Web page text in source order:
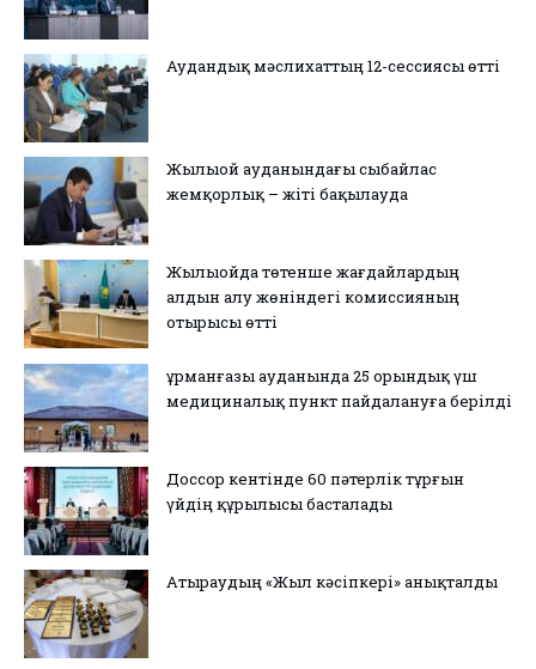
Аудандық мәслихаттың 12-сессиясы өтті
Жылыой ауданындағы сыбайлас
жемқорлық – жіті бақылауда
Жылыойда төтенше жағдайлардың
алдын алу жөніндегі комиссияның
отырысы өтті
Құрманғазы ауданында 25 орындық үш
медициналық пункт пайдалануға берілді
Доссор кентінде 60 пәтерлік тұрғын
үйдің құрылысы басталады
Атыраудың «Жыл кәсіпкері» анықталды